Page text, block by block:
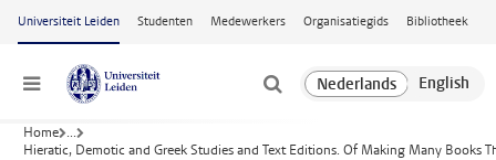
Ga naar hoofdinhoud
Universiteit Leiden Studenten Medewerkers Organisatiegids Bibliotheek
Menu
Home ...
Hieratic, Demotic and Greek Studies and Text Editions. Of Making Many Books